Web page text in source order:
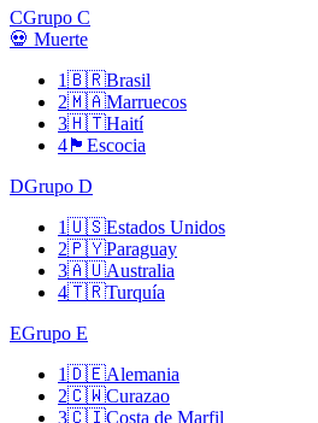
CGrupo C
💀 Muerte
1🇧🇷Brasil
2🇲🇦Marruecos
3🇭🇹Haití
4 🏴󠁧󠁢󠁳󠁣󠁴󠁿 Escocia
DGrupo D
1🇺🇸Estados Unidos
2🇵🇾Paraguay
3🇦🇺Australia
4🇹🇷Turquía
EGrupo E
1🇩🇪Alemania
2🇨🇼Curazao
3🇨🇮Costa de Marfil